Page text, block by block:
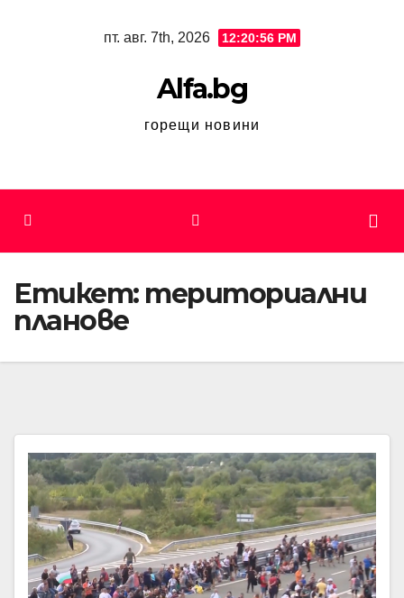
пт. авг. 7th, 2026 12:20:56 PM
Alfa.bg
горещи новини
Етикет: териториални
планове